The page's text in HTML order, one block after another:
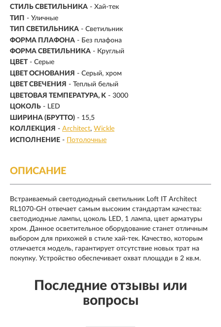
СТИЛЬ СВЕТИЛЬНИКА - Хай-тек
ТИП - Уличные
ТИП СВЕТИЛЬНИКА - Светильник
ФОРМА ПЛАФОНА - Без плафона
ФОРМА СВЕТИЛЬНИКА - Круглый
ЦВЕТ - Серые
ЦВЕТ ОСНОВАНИЯ - Серый, хром
ЦВЕТ СВЕЧЕНИЯ - Теплый белый
ЦВЕТОВАЯ ТЕМПЕРАТУРА, K - 3000
ЦОКОЛЬ - LED
ШИРИНА (БРУТТО) - 15,5
КОЛЛЕКЦИЯ - Architect Wickle
ИСПОЛНЕНИЕ - Потолочные
ОПИСАНИЕ
Встраиваемый светодиодный светильник Loft IT Architect
RL1070-GH отвечает самым высоким стандартам качества:
светодиодные лампы, цоколь LED, 1 лампа, цвет арматуры
хром. Данное осветительное оборудование станет отличным
выбором для прихожей в стиле хай-тек. Качество, которым
отличается модель, гарантирует отсутствие новых трат на
покупку. Устройство обеспечивает охват площади в 2 кв.м.
Последние отзывы или
вопросы